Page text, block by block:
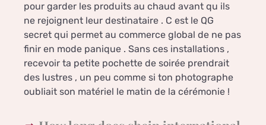
pour garder les produits au chaud avant qu ils
ne rejoignent leur destinataire . C est le QG
secret qui permet au commerce global de ne pas
finir en mode panique . Sans ces installations ,
recevoir ta petite pochette de soirée prendrait
des lustres , un peu comme si ton photographe
oubliait son matériel le matin de la cérémonie !